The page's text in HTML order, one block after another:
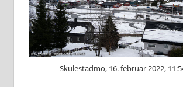
Skulestadmo, 16. februar 2022,